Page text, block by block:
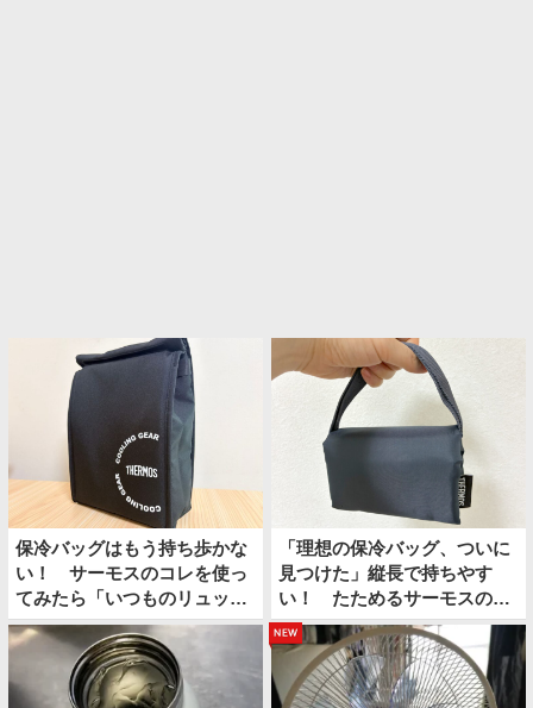
保冷バッグはもう持ち歩かな
い！ サーモスのコレを使っ
てみたら「いつものリュック
の中に保冷スペースができ
た」
「理想の保冷バッグ、ついに
見つけた」縦長で持ちやす
い！ たためるサーモスの保
冷ショッピングバッグ
new